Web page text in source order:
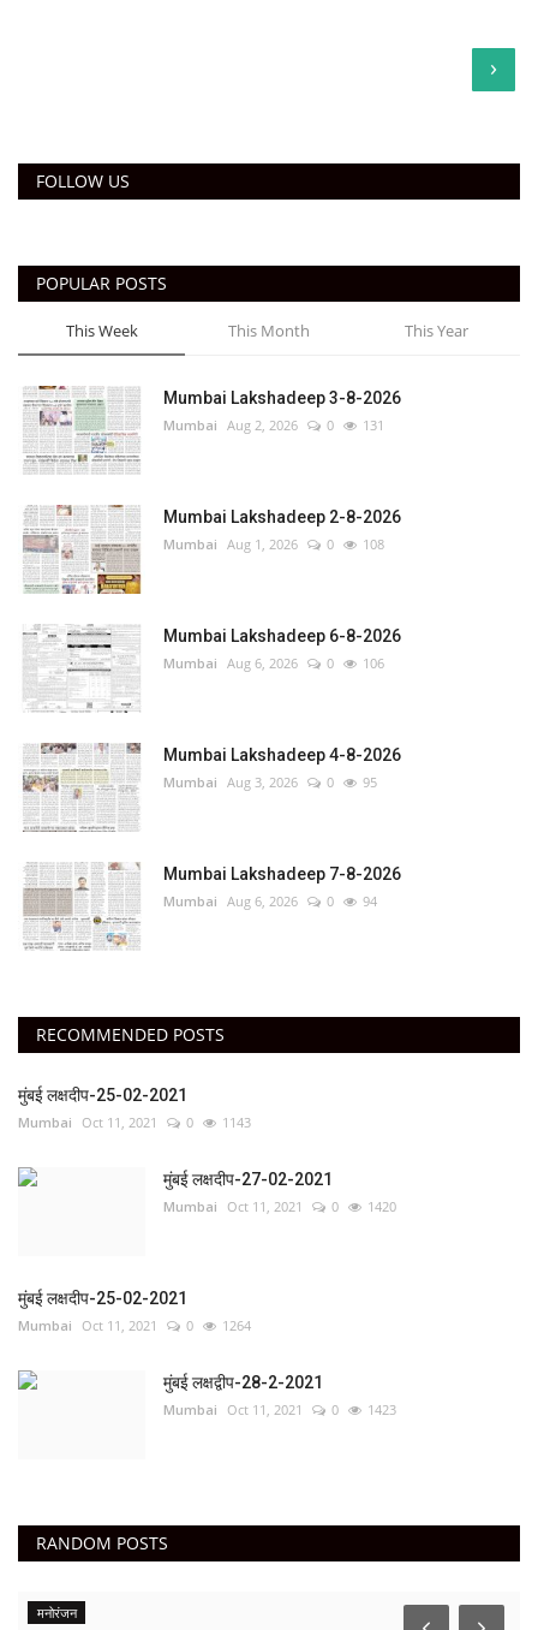
›
FOLLOW US
POPULAR POSTS
This Week This Month This Year
Mumbai Lakshadeep 3-8-2026
Mumbai Aug 2, 2026 0 131
Mumbai Lakshadeep 2-8-2026
Mumbai Aug 1, 2026 0 108
Mumbai Lakshadeep 6-8-2026
Mumbai Aug 6, 2026 0 106
Mumbai Lakshadeep 4-8-2026
Mumbai Aug 3, 2026 0 95
Mumbai Lakshadeep 7-8-2026
Mumbai Aug 6, 2026 0 94
RECOMMENDED POSTS
मुंबई लक्षदीप-25-02-2021
Mumbai Oct 11, 2021 0 1143
मुंबई लक्षदीप-27-02-2021
Mumbai Oct 11, 2021 0 1420
मुंबई लक्षदीप-25-02-2021
Mumbai Oct 11, 2021 0 1264
मुंबई लक्षद्वीप-28-2-2021
Mumbai Oct 11, 2021 0 1423
RANDOM POSTS
मनोरंजन